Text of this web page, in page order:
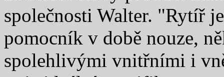
společnosti Walter. "Rytíř
pomocník v době nouze,
spolehlivými vnitřními i